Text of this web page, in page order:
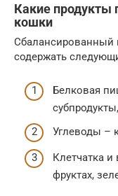
Какие продукты
кошки
Сбалансированный
содержать
Белковая
Углеводы –
Клетчатка
фруктах,